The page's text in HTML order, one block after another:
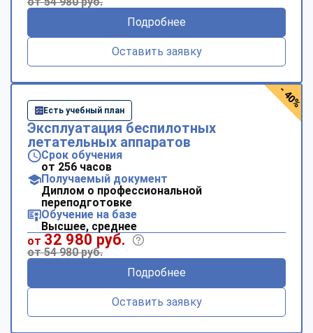
Подробнее
Оставить заявку
Есть учебный план
Эксплуатация беспилотных
летательных аппаратов
Срок обучения
от 256 часов
Получаемый документ
Диплом о профессиональной
переподготовке
Обучение на базе
Высшее, среднее
от 32 980 руб.
от 54 980 руб.
Подробнее
Оставить заявку
- 40%